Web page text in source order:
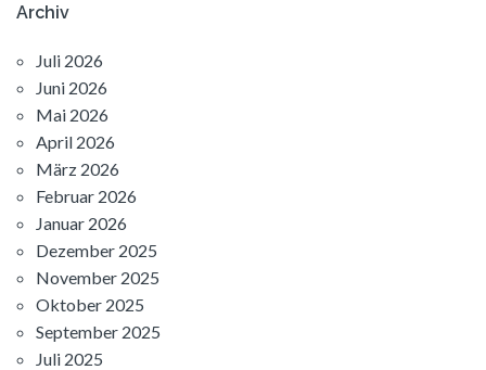
Archiv
Juli 2026
Juni 2026
Mai 2026
April 2026
März 2026
Februar 2026
Januar 2026
Dezember 2025
November 2025
Oktober 2025
September 2025
Juli 2025